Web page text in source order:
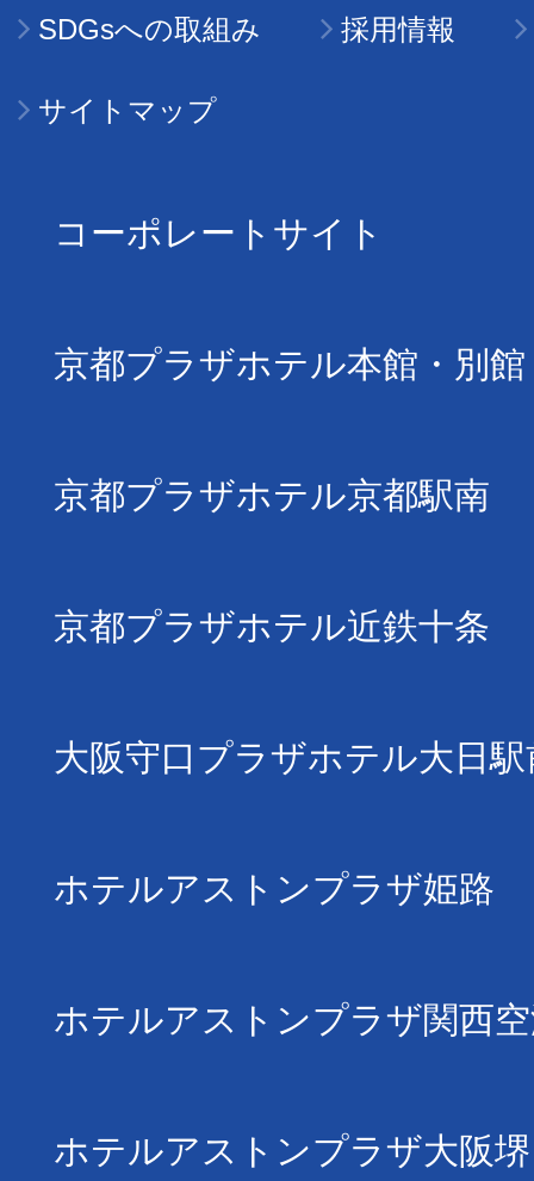
SDGsへの取組み 採用情報
サイトマップ
コーポレートサイト
京都プラザホテル本館・別館
京都プラザホテル京都駅南
京都プラザホテル近鉄十条
大阪守口プラザホテル大日駅
ホテルアストンプラザ姫路
ホテルアストンプラザ関西
ホテルアストンプラザ大阪堺